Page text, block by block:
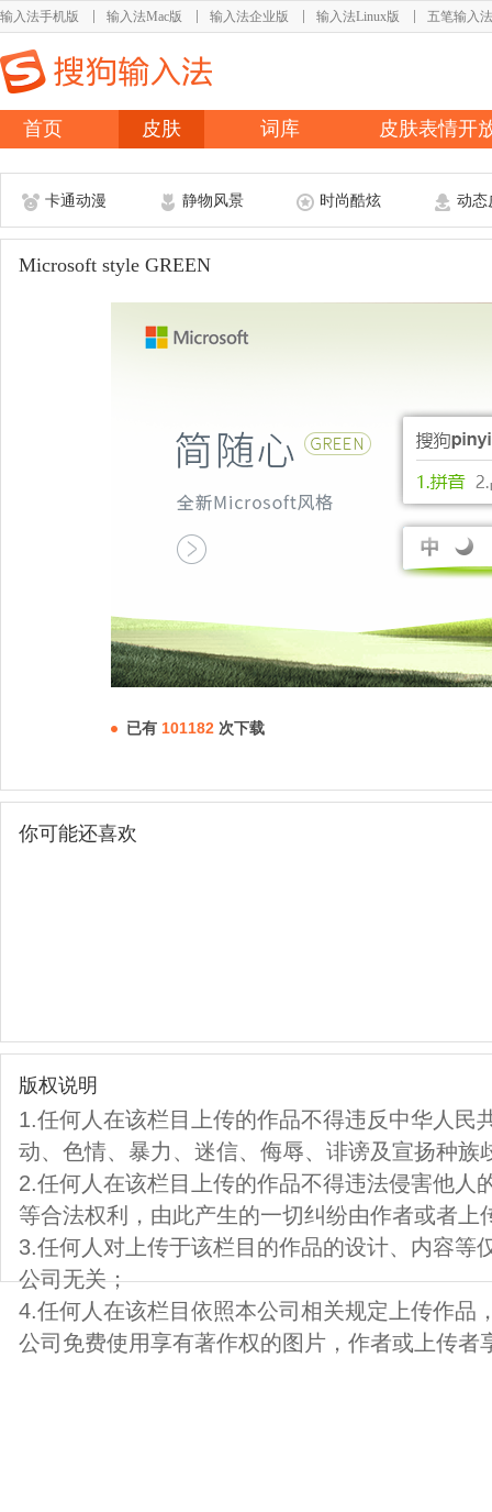
输入法手机版 输入法Mac版 输入法企业版 输入法Linux版 五笔输入法
首页 皮肤 词库 皮肤表情开
卡通动漫 静物风景 时尚酷炫 动态
Microsoft style GREEN
已有 101182 次下载
你可能还喜欢
版权说明
1.任何人在该栏目上传的作品不得违反中华人民
动、色情、暴力、迷信、侮辱、诽谤及宣扬种族
2.任何人在该栏目上传的作品不得违法侵害他人
等合法权利，由此产生的一切纠纷由作者或者上
3.任何人对上传于该栏目的作品的设计、内容等
公司无关；
4.任何人在该栏目依照本公司相关规定上传作品
公司免费使用享有著作权的图片，作者或上传者